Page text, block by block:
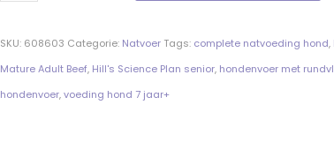
SKU: 608603 Categorie: Natvoer Tags: complete natvoeding hond,
Mature Adult Beef, Hill's Science Plan senior, hondenvoer met
hondenvoer,voeding hond 7 jaar+